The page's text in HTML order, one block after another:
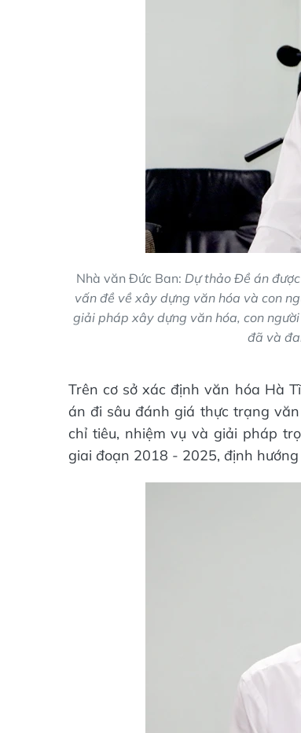
Nhà văn Đức Ban: Dự thảo Đề án
vấn đề về xây dựng văn hóa và con
giải pháp xây dựng văn hóa, con
đã và
Trên cơ sở xác định văn hóa Hà
án đi sâu đánh giá thực trạng
chỉ tiêu, nhiệm vụ và giải pháp
giai đoạn 2018 - 2025, định